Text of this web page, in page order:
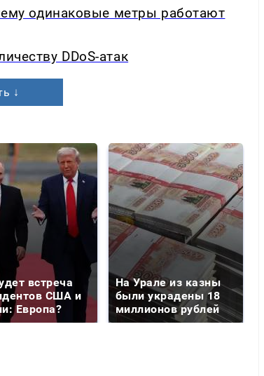
одинаковые метры работают
DDoS-атак
↓
встреча
США и
Европа?
На Урале из казны
были украдены 18
миллионов рублей